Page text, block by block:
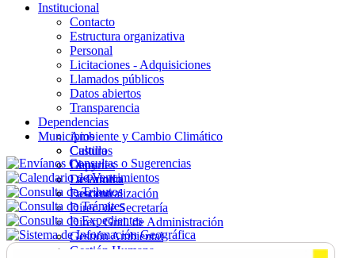
Institucional
Contacto
Estructura organizativa
Personal
Licitaciones - Adquisiciones
Llamados públicos
Datos abiertos
Transparencia
Dependencias
Ambiente y Cambio Climático
Cultura
Deportes
Desarrollo
Descentralización
Direc. de Secretaría
Direc. Gral. de Administración
Gestión Ambiental
Gestión Humana
Municipios
Castillos
Chuy
La Paloma
Lascano